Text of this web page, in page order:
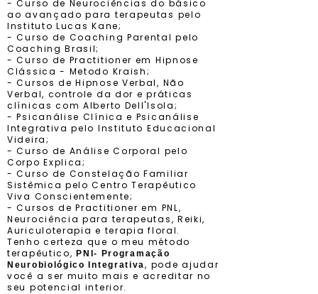
- Curso de Neurociências do básico
ao avançado para terapeutas pelo
Instituto Lucas Kane;
- Curso de Coaching Parental pelo
Coaching Brasil;
- Curso de Practitioner em Hipnose
Clássica - Metodo Kraish;
- Cursos de Hipnose Verbal, Não
Verbal, controle da dor e práticas
clínicas com Alberto Dell'lsola;
- Psicanálise Clínica e Psicanálise
Integrativa pelo Instituto Educacional
Videira;
- Curso de Análise Corporal pelo
Corpo Explica;
- Curso de Constelação Familiar
Sistêmica pelo Centro Terapêutico
Viva Conscientemente;
- Cursos de Practitioner em PNL,
Neurociência para terapeutas, Reiki,
Auriculoterapia e terapia floral.
Tenho certeza que o meu método
terapêutico,PNI- Programação
Neurobiológico Integrativa, pode ajudar
você a ser muito mais e acreditar no
seu potencial interior.